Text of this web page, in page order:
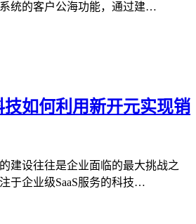
统的客户公海功能，通过建…
技如何利用新开元实现销
建设往往是企业面临的最大挑战之
于企业级SaaS服务的科技…